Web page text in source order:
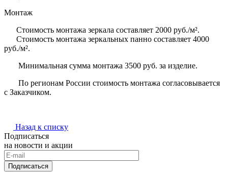
Монтаж
Стоимость монтажа зеркала составляет 2000 руб./м².
Стоимость монтажа зеркальных панно составляет 4000
руб./м².
Минимальная сумма монтажа 3500 руб. за изделие.
По регионам России стоимость монтажа согласовывается
с Заказчиком.
Назад к списку
Подписаться
на новости и акции
Подписаться